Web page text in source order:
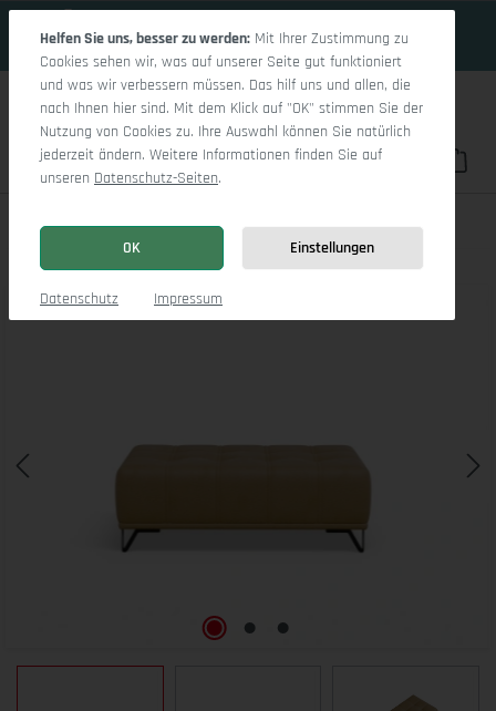
Du hast 0
Sevilla Hockerbank
Bildergalerie überspringen
Helfen Sie uns, besser zu werden: Mit Ihrer Zustimmung zu
Cookies sehen wir, was auf unserer Seite gut funktioniert
und was wir verbessern müssen. Das hilf uns und allen, die
nach Ihnen hier sind. Mit dem Klick auf "OK" stimmen Sie der
Nutzung von Cookies zu. Ihre Auswahl können Sie natürlich
jederzeit ändern. Weitere Informationen finden Sie auf
unseren Datenschutz-Seiten.
OK Einstellungen
Datenschutz Impressum